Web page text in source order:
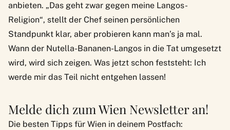
anbieten. „Das geht zwar gegen meine Langos-
Religion“, stellt der Chef seinen persönlichen
Standpunkt klar, aber probieren kann man’s ja mal.
Wann der Nutella-Bananen-Langos in die Tat umgesetzt
wird, wird sich zeigen. Was jetzt schon feststeht: Ich
werde mir das Teil nicht entgehen lassen!
Melde dich zum Wien Newsletter an!
Die besten Tipps für Wien in deinem Postfach: